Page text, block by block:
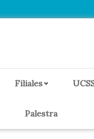
Filiales
Palestra